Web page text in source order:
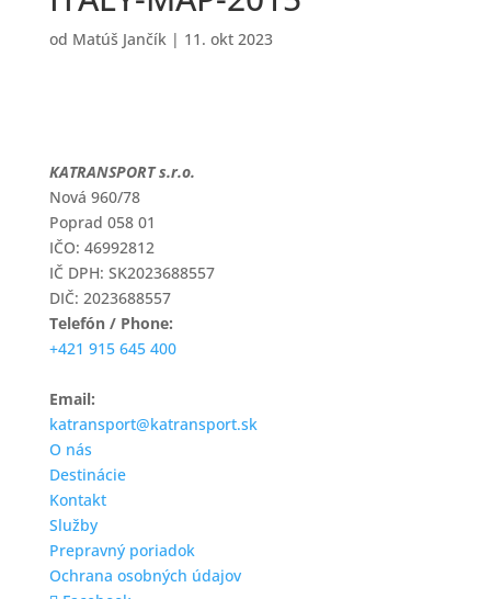
od Matúš Jančík| 11. okt 2023
KATRANSPORT s.r.o.
Nová 960/78
Poprad 058 01
IČO: 46992812
IČ DPH: SK2023688557
DIČ: 2023688557
Telefón / Phone:
+421 915 645 400
Email:
katransport@katransport.sk
O nás
Destinácie
Kontakt
Služby
Prepravný poriadok
Ochrana osobných údajov